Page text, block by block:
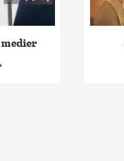
medier